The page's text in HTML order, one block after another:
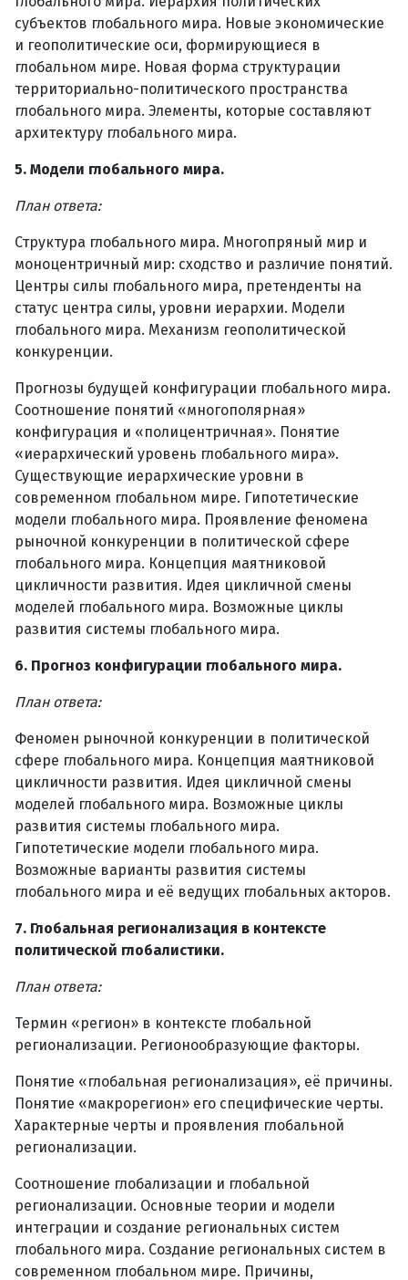
субъектов глобального мира. Новые экономические
и геополитические оси, формирующиеся в
глобальном мире. Новая форма структурации
территориально-политического пространства
глобального мира. Элементы, которые составляют
архитектуру глобального мира.
5. Модели глобального мира.
План ответа:
Структура глобального мира. Многопряный мир и
моноцентричный мир: сходство и различие понятий.
Центры силы глобального мира, претенденты на
статус центра силы, уровни иерархии. Модели
глобального мира. Механизм геополитической
конкуренции.
Прогнозы будущей конфигурации глобального мира.
Соотношение понятий «многополярная»
конфигурация и «полицентричная». Понятие
«иерархический уровень глобального мира».
Существующие иерархические уровни в
современном глобальном мире. Гипотетические
модели глобального мира. Проявление феномена
рыночной конкуренции в политической сфере
глобального мира. Концепция маятниковой
цикличности развития. Идея цикличной смены
моделей глобального мира. Возможные циклы
развития системы глобального мира.
6. Прогноз конфигурации глобального мира.
План ответа:
Феномен рыночной конкуренции в политической
сфере глобального мира. Концепция маятниковой
цикличности развития. Идея цикличной смены
моделей глобального мира. Возможные циклы
развития системы глобального мира.
Гипотетические модели глобального мира.
Возможные варианты развития системы
глобального мира и её ведущих глобальных акторов.
7. Глобальная регионализация в контексте
политической глобалистики.
План ответа:
Термин «регион» в контексте глобальной
регионализации. Регионообразующие факторы.
Понятие «глобальная регионализация», её причины.
Понятие «макрорегион» его специфические черты.
Характерные черты и проявления глобальной
регионализации.
Соотношение глобализации и глобальной
регионализации. Основные теории и модели
интеграции и создание региональных систем
глобального мира. Создание региональных систем в
современном глобальном мире. Причины,